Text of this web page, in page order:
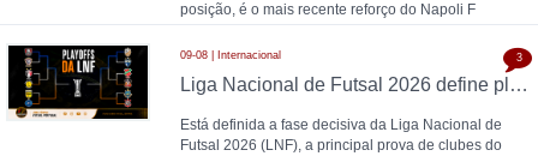
posição, é o mais recente reforço do Napoli F
09-08 | Internacional
Liga Nacional de Futsal 2026 define play offs, oito equipas em disputa por vaga nos quartos de final
Está definida a fase decisiva da Liga Nacional de
Futsal 2026 (LNF), a principal prova de clubes do
3